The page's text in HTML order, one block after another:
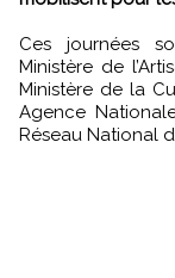
Ces journées
Ministère de
Ministère de la
Agence
Réseau National